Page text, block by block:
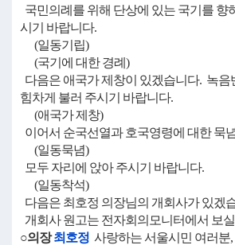
국민의례를 위해 단상에 있는 국기를 향
시기 바랍니다.
(일동기립)
(국기에 대한 경례)
다음은 애국가 제창이 있겠습니다. 녹음
힘차게 불러 주시기 바랍니다.
(애국가 제창)
이어서 순국선열과 호국영령에 대한 묵
(일동묵념)
모두 자리에 앉아 주시기 바랍니다.
(일동착석)
다음은 최호정 의장님의 개회사가 있겠
개회사 원고는 전자회의모니터에서 보
○의장최호정 사랑하는 서울시민 여러분,